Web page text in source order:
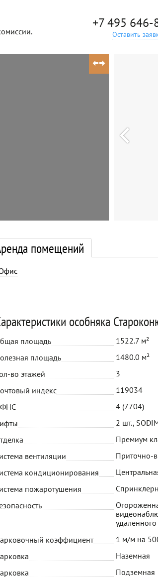
+7 495 646-
Оставить
помещений
особняка
площадь
1522.7 м²
площадь
1480.0 м²
во этажей
3
индекс
119034
4 (7704)
2 шт.,
Премиум
вентиляции
Приточно-
кондиционирования
пожаротушения
удаленного
коэффициент
1 м/м на
Наземная
Подземная